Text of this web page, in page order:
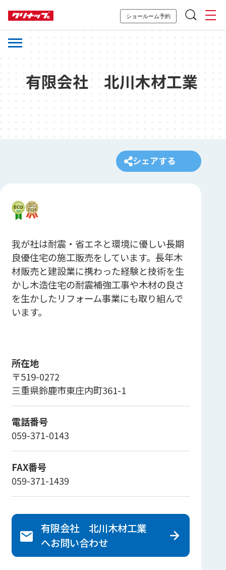
ショールーム予約
有限会社 北川木材工業
シェアする
我が社は耐震・省エネと環境に優しい長期
良優住宅の施工販売をしています。長年木
材販売と建設業に携わった経験と技術を生
かし木造住宅の耐震補強工事や木材の良さ
を生かしたリフォーム事業にも取り組んで
います。
所在地
〒519-0272
三重県鈴鹿市東庄内町361-1
電話番号
059-371-0143
FAX番号
059-371-1439
有限会社 北川木材工業
へお問い合わせ